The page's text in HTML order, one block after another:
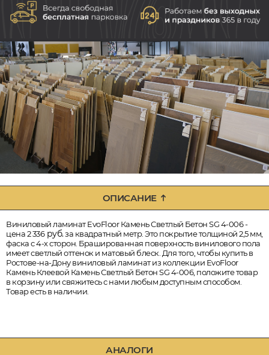
ОПИСАНИЕ
Виниловый ламинат EvoFloor Камень Светлый Бетон SG 4-006 -
цена 2 336руб.за квадратный метр. Это покрытие толщиной 2,5 мм,
фаска с 4-х сторон. Брашированная поверхность винилового пола
имеет светлый оттенок и матовый блеск. Для того, чтобы купить в
Ростове-на-Дону виниловый ламинат из коллекции EvoFloor
Камень Клеевой Камень Светлый Бетон SG 4-006, положите товар
в корзину или свяжитесь с нами любым доступным способом.
Товар есть в наличии.
АНАЛОГИ